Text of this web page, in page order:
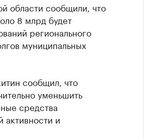
области сообщили, что
8 млрд будет
регионального
муниципальных
сообщил, что
уменьшить
средства
активности и